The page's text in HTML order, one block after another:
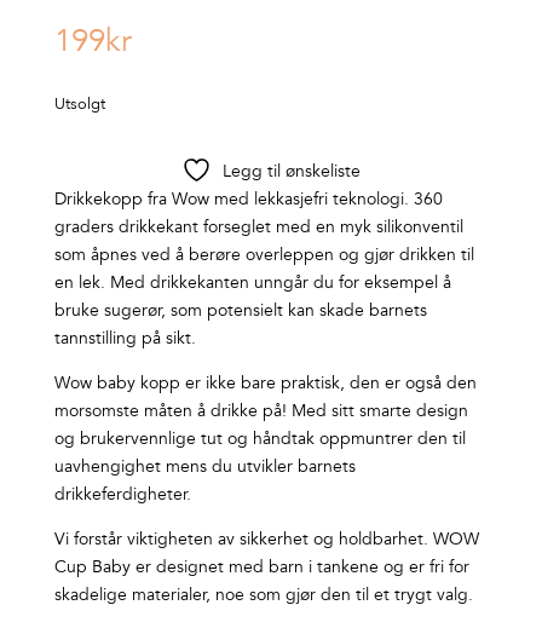
199kr
Utsolgt
Legg til ønskeliste
Drikkekopp fra Wow med lekkasjefri teknologi. 360
graders drikkekant forseglet med en myk silikonventil
som åpnes ved å berøre overleppen og gjør drikken til
en lek. Med drikkekanten unngår du for eksempel å
bruke sugerør, som potensielt kan skade barnets
tannstilling på sikt.
Wow baby kopp er ikke bare praktisk, den er også den
morsomste måten å drikke på! Med sitt smarte design
og brukervennlige tut og håndtak oppmuntrer den til
uavhengighet mens du utvikler barnets
drikkeferdigheter.
Vi forstår viktigheten av sikkerhet og holdbarhet. WOW
Cup Baby er designet med barn i tankene og er fri for
skadelige materialer, noe som gjør den til et trygt valg.